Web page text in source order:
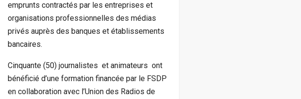
emprunts contractés par les entreprises et
organisations professionnelles des médias
privés auprès des banques et établissements
bancaires.
Cinquante (50) journalistes et animateurs ont
bénéficié d’une formation financée par le FSDP
en collaboration avec l’Union des Radios de